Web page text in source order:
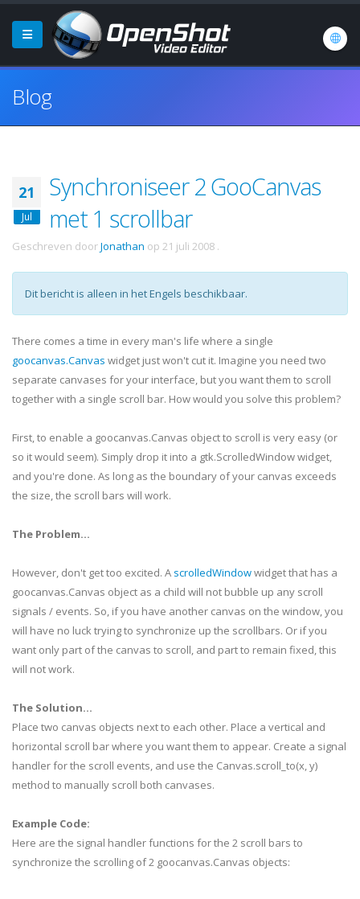
Blog
21
Jul
Synchroniseer 2 GooCanvas
met 1 scrollbar
Geschreven doorJonathan op 21 juli 2008 .
Dit bericht is alleen in het Engels beschikbaar.
There comes a time in every man's life where a single
goocanvas.Canvas widget just won't cut it. Imagine you need two
separate canvases for your interface, but you want them to scroll
together with a single scroll bar. How would you solve this problem?
First, to enable a goocanvas.Canvas object to scroll is very easy (or
so it would seem). Simply drop it into a gtk.ScrolledWindowwidget,
and you're done. As long as the boundary of your canvas exceeds
the size, the scroll bars will work.
The Problem...
However, don't get too excited. A scrolledWindowwidget that has a
goocanvas.Canvas object as a child will not bubble up any scroll
signals / events. So, if you have another canvas on the window, you
will have no luck trying to synchronize up the scrollbars. Or if you
want only part of the canvas to scroll, and part to remain fixed, this
will not work.
The Solution...
Place two canvas objects next to each other. Place a vertical and
horizontal scroll barwhere you want them to appear. Create a signal
handler for the scroll events, and use the Canvas.scroll_to(x, y)
method to manually scroll both canvases.
Example Code:
Here are the signal handler functions for the 2 scroll bars to
synchronize the scrolling of 2 goocanvas.Canvas objects: